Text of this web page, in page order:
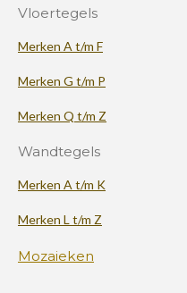
Vloertegels
Merken A t/m F
Merken G t/m P
Merken Q t/m Z
Wandtegels
Merken A t/m K
Merken L t/m Z
Mozaieken